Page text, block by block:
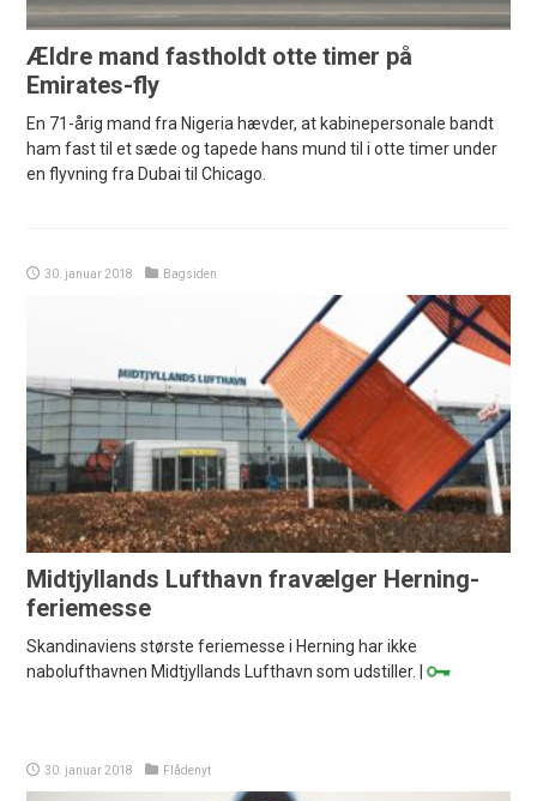
Ældre mand fastholdt otte timer på
Emirates-fly
En 71-årig mand fra Nigeria hævder, at kabinepersonale bandt
ham fast til et sæde og tapede hans mund til i otte timer under
en flyvning fra Dubai til Chicago.
30. januar 2018 Bagsiden
Midtjyllands Lufthavn fravælger Herning-
feriemesse
Skandinaviens største feriemesse i Herning har ikke
nabolufthavnen Midtjyllands Lufthavn som udstiller. |
30. januar 2018 Flådenyt